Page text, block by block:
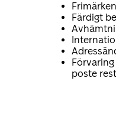
Frimärken
Färdigt
poste